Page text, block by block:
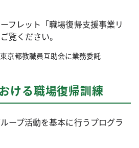
フレット「職場復帰支援事業リ
覧ください。
京都教職員互助会に業務委託
ける職場復帰訓練
ープ活動を基本に行うプログラ